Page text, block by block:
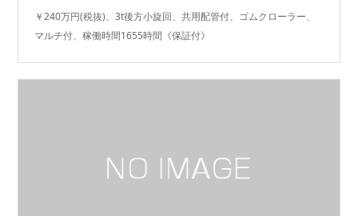
￥240万円(税抜)、3t後方小旋回、共用配管付、ゴムクローラー、
マルチ付、稼働時間1655時間《保証付》